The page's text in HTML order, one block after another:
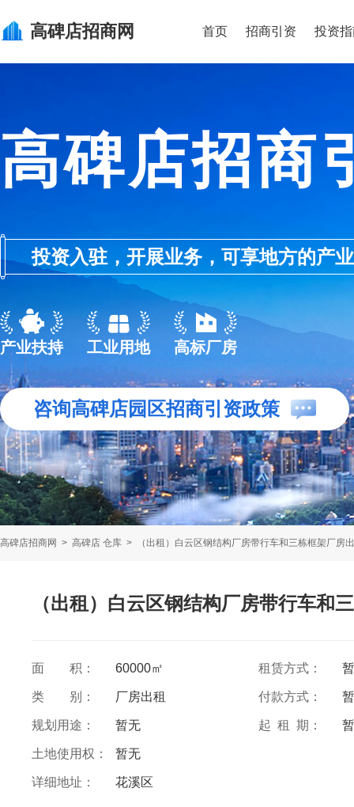
高碑店招商网 首页 招商引资 投资
高碑店招商
投资入驻，开展业务，可享地方的产
产业扶持 工业用地 高标厂房
咨询高碑店园区招商引资政策
高碑店招商网 > 高碑店 仓库 > （出租）白云区钢结构厂房带行车和三栋框架厂房
（出租）白云区钢结构厂房带行车和
面 积： 60000㎡ 租赁方式：
类 别： 厂房出租 付款方式：
规划用途： 暂无 起 租 期：
土地使用权： 暂无
详细地址： 花溪区